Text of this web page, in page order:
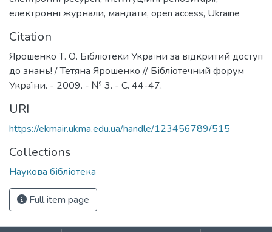
електронні журнали, мандати, open access, Ukraine
Citation
Ярошенко Т. О. Бібліотеки України за відкритий доступ
до знань! / Тетяна Ярошенко // Бібліотечний форум
України. - 2009. - № 3. - С. 44-47.
URI
https://ekmair.ukma.edu.ua/handle/123456789/515
Collections
Наукова бібліотека
Full item page